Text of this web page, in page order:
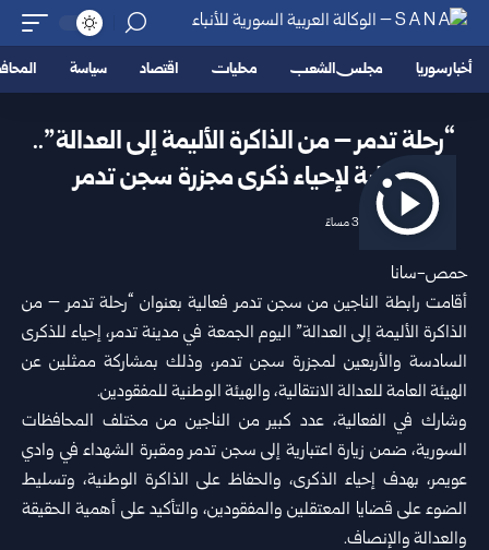
أخبار سوريا مجلس الشعب محليات اقتصاد سياسة
“رحلة تدمر – من الذاكرة الأليمة إلى العدالة”..
فعالية لإحياء ذكرى مجزرة سجن تدمر
2026/06/26 3:52 مساءً
حمص-سانا
أقامت رابطة الناجين من سجن تدمرفعالية بعنوان “رحلة تدمر – من
الذاكرة الأليمة إلى العدالة” اليوم الجمعة في مدينة تدمر، إحياء للذكرى
السادسة والأربعين لمجزرة سجن تدمر، وذلك بمشاركة ممثلين عن
الهيئة العامة للعدالة الانتقالية، والهيئة الوطنية للمفقودين.
وشارك في الفعالية، عدد كبير من الناجين من مختلف المحافظات
السورية، ضمن زيارة اعتبارية إلى سجن تدمر ومقبرة الشهداء في وادي
عويمر، بهدف إحياء الذكرى، والحفاظ على الذاكرة الوطنية، وتسليط
الضوء على قضايا المعتقلين والمفقودين، والتأكيد على أهمية الحقيقة
والعدالة والإنصاف.